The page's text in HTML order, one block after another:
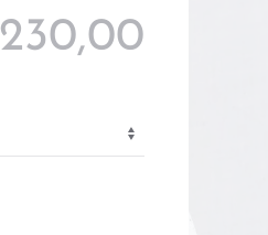
230,00